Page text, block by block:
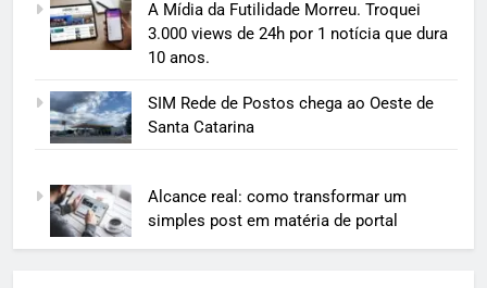
A Mídia da Futilidade Morreu. Troquei
3.000 views de 24h por 1 notícia que dura
10 anos.
SIM Rede de Postos chega ao Oeste de
Santa Catarina
Alcance real: como transformar um
simples post em matéria de portal